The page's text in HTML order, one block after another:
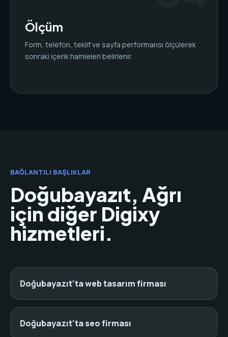
Ölçüm
Form, telefon, teklif ve sayfa performansı ölçülerek
sonraki içerik hamleleri belirlenir.
BAĞLANTILI BAŞLIKLAR
Doğubayazıt, Ağrı
için diğer Digixy
hizmetleri.
Doğubayazıt'ta web tasarım firması
Doğubayazıt'ta seo firması